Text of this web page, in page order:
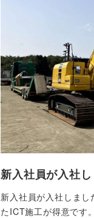
新入社員が入社
新入社員が入社しま
たICT施工が得意です